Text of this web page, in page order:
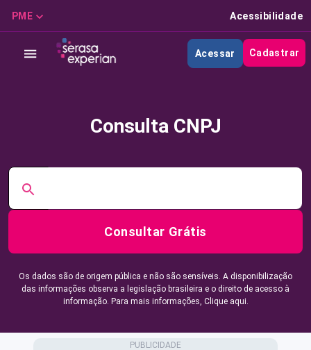
PME Acessibilidade
Acessar Cadastrar
Consulta CNPJ
Consultar Grátis
Os dados são de origem pública e não são sensíveis. A disponibilização
das informações observa a legislação brasileira e o direito de acesso à
informação. Para mais informações, Clique aqui.